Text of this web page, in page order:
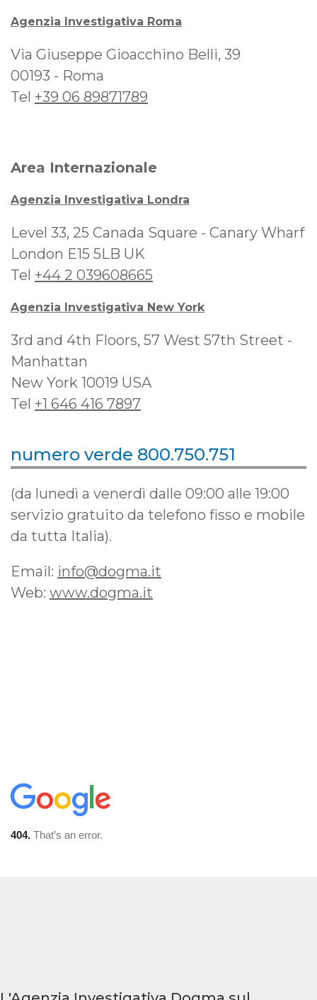
Agenzia Investigativa Roma
Via Giuseppe Gioacchino Belli, 39
00193 - Roma
Tel +39 06 89871789
Area Internazionale
Agenzia Investigativa Londra
Level 33, 25 Canada Square - Canary Wharf
London E15 5LB UK
Tel +44 2 039608665
Agenzia Investigativa New York
3rd and 4th Floors, 57 West 57th Street -
Manhattan
New York 10019 USA
Tel +1 646 416 7897
numero verde 800.750.751
(da lunedì a venerdì dalle 09:00 alle 19:00
servizio gratuito da telefono fisso e mobile
da tutta Italia).
Email: info@dogma.it
Web: www.dogma.it